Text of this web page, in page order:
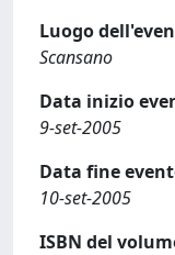
Luogo
Scansano
Data inizio
9-set-2005
Data fine
10-set-2005
ISBN del